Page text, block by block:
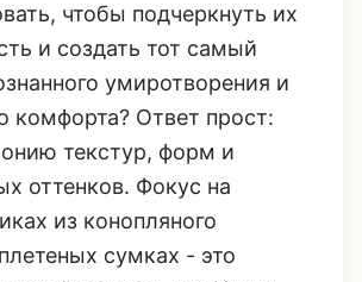
чтобы подчеркнуть их
и создать тот самый
умиротворения и
комфорта? Ответ прост:
текстур, форм и
оттенков. Фокус на
из конопляного
сумках - это